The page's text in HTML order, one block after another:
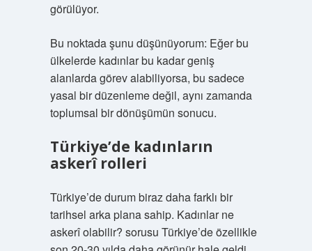
görülüyor.
Bu noktada şunu düşünüyorum: Eğer bu
ülkelerde kadınlar bu kadar geniş
alanlarda görev alabiliyorsa, bu sadece
yasal bir düzenleme değil, aynı zamanda
toplumsal bir dönüşümün sonucu.
Türkiye’de kadınların
askerî rolleri
Türkiye’de durum biraz daha farklı bir
tarihsel arka plana sahip. Kadınlar ne
askerî olabilir? sorusu Türkiye’de özellikle